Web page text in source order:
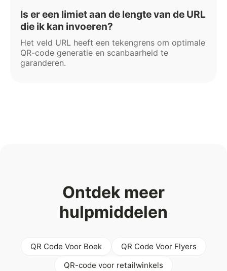
Is er een limiet aan de lengte van de URL
die ik kan invoeren?
Het veld URL heeft een tekengrens om optimale
QR-code generatie en scanbaarheid te
garanderen.
Ontdek meer
hulpmiddelen
QR Code Voor Boek
QR Code Voor Flyers
QR-code voor retailwinkels